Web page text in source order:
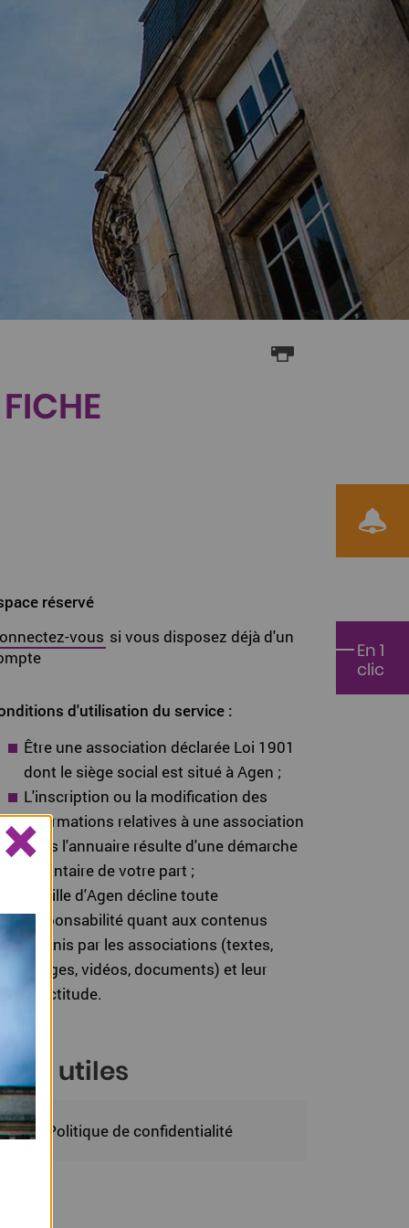
En 1
clic
Voir le
réservé
vous si vous disposez déjà d'un
d'utilisation du service :
Être une association déclarée Loi 1901
dont le siège social est situé à Agen ;
L'inscription ou la modification des
informations relatives à une association
dans l'annuaire résulte d'une démarche
volontaire de votre part ;
La ville d'Agen décline toute
responsabilité quant aux contenus
fournis par les associations (textes,
images, vidéos, documents) et leur
exactitude.
utiles
Politique de confidentialité
×